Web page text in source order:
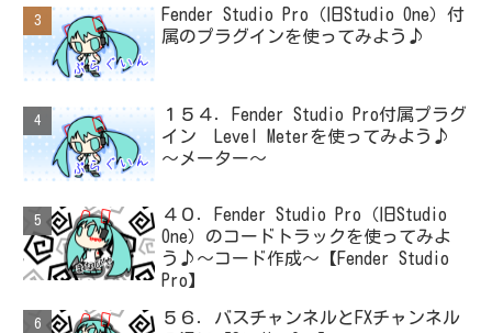
Fender Studio Pro（旧Studio One）付
属のプラグインを使ってみよう♪
１５４．Fender Studio Pro付属プラグ
イン Level Meterを使ってみよう♪
～メーター～
４０．Fender Studio Pro（旧Studio
One）のコードトラックを使ってみよ
う♪～コード作成～【Fender Studio
Pro】
５６．バスチャンネルとFXチャンネル